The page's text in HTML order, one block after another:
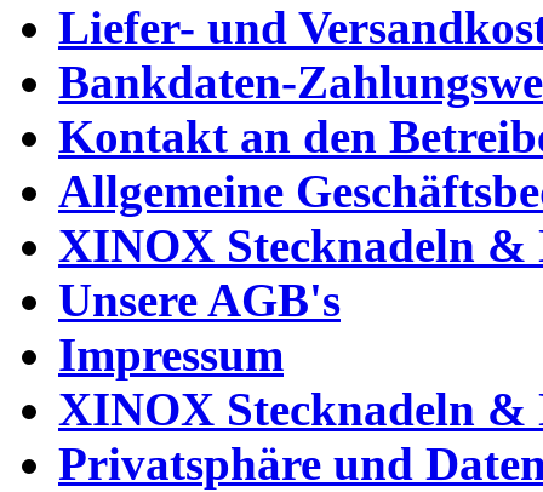
Liefer- und
Bankdaten-
Kontakt an den
Allgemeine
XINOX Stecknadeln
Unsere AGB's
Impressum
XINOX Stecknadeln
Privatsphäre und